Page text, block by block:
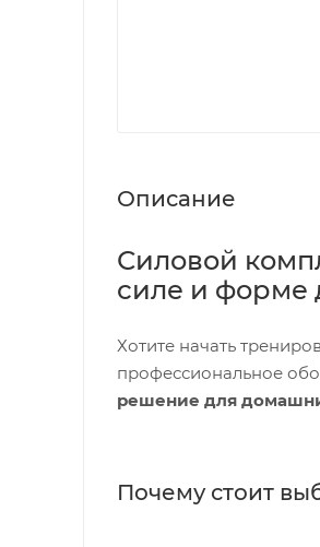
Описание
Силовой
силе и форме
Хотите начать
профессиональное
решение для
Почему стоит